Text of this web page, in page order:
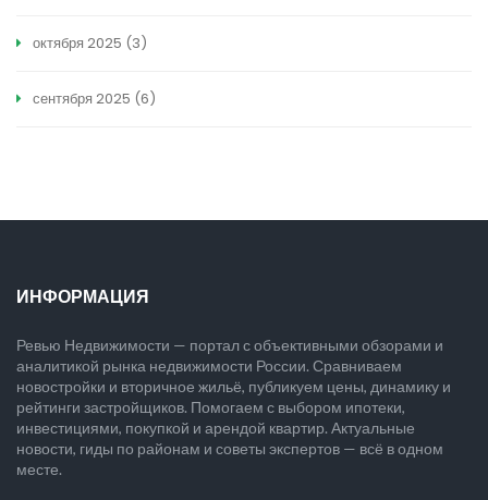
октября 2025 (3)
сентября 2025 (6)
ИНФОРМАЦИЯ
Ревью Недвижимости — портал с объективными обзорами и
аналитикой рынка недвижимости России. Сравниваем
новостройки и вторичное жильё, публикуем цены, динамику и
рейтинги застройщиков. Помогаем с выбором ипотеки,
инвестициями, покупкой и арендой квартир. Актуальные
новости, гиды по районам и советы экспертов — всё в одном
месте.